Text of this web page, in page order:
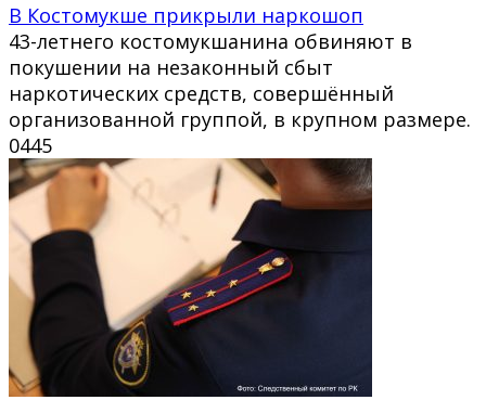
В Костомукше прикрыли наркошоп
43-летнего костомукшанина обвиняют в
покушении на незаконный сбыт
наркотических средств, совершённый
организованной группой, в крупном размере.
0445